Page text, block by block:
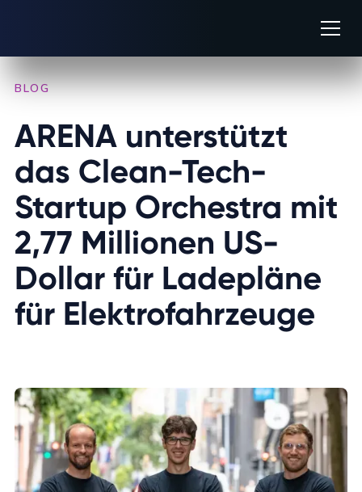
BLOG
ARENA unterstützt
das Clean-Tech-
Startup Orchestra mit
2,77 Millionen US-
Dollar für Ladepläne
für Elektrofahrzeuge